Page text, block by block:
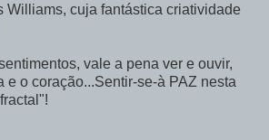
Williams, cuja fantástica criatividade
vale a pena ver e ouvir,
e o coração...Sentir-se-à PAZ nesta